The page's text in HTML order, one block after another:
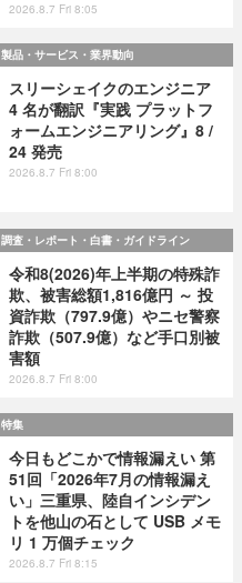
2026.8.7 Fri 8:05
製品・サービス・業界動向
スリーシェイクのエンジニア
4 名が翻訳『実践 プラットフ
ォームエンジニアリング』8 /
24 発売
2026.8.7 Fri 8:00
調査・レポート・白書・ガイドライン
令和8(2026)年上半期の特殊詐
欺、被害総額1,816億円 ～ 投
資詐欺（797.9億）やニセ警察
詐欺（507.9億）など手口別被
害額
2026.8.7 Fri 8:00
特集
今日もどこかで情報漏えい 第
51回「2026年7月の情報漏え
い」三重県、陸自インシデン
トを他山の石として USB メモ
リ 1 万個チェック
2026.8.7 Fri 8:15